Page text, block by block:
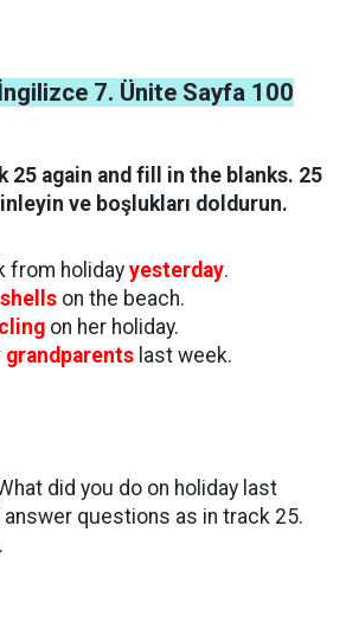
7. Ünite Sayfa 100
25 again and fill in the blanks. 25
ve boşlukları doldurun.
from holiday yesterday.
shells on the beach.
on her holiday.
grandparents last week.
did you do on holiday last
questions as in track 25.